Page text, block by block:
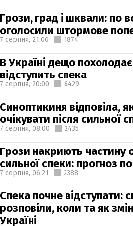
Грози, град і шквали: по
оголосили штормове
7 серпня, 21:00 1874
В Україні дещо
відступить спека
7 серпня, 20:00 6429
Синоптикиня відповіла,
очікувати після сильної
7 серпня, 08:00 2435
Грози накриють частину
сильної спеки: прогноз
7 серпня, 06:21 2388
Спека почне відступати:
розповіли, коли та як
Україні